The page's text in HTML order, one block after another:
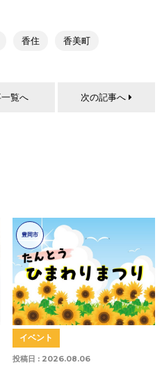
香住 香美町
覧へ 次の記事へ
豊岡市
投稿日 : 2026.08.06
イベント